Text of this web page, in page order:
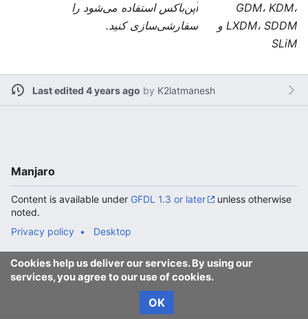
GDM، KDM،
LXDM، SDDM و
SLiM
اُپن‌باکس استفاده می‌شود را
سفارشی‌سازی کنید.
Last edited 4 years ago by K2latmanesh
Cookies help us deliver our services. By using our
services, you agree to our use of cookies.
OK
Manjaro
Content is available under GFDL 1.3 or later
unless otherwise
noted.
Privacy policy
Desktop